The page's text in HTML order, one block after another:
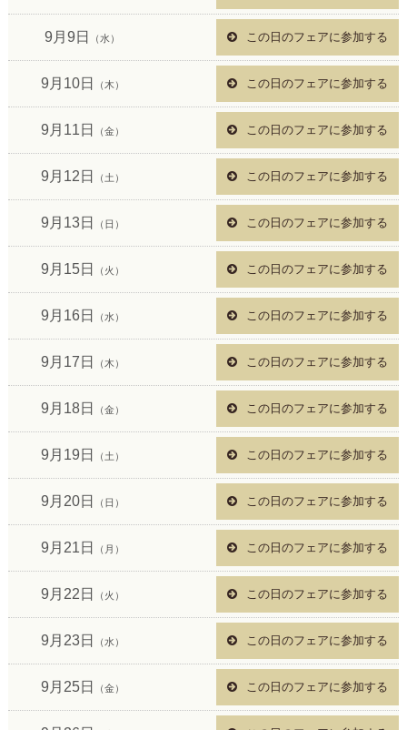
9月9日 （水） この日のフェアに参加する
9月10日 （木） この日のフェアに参加する
9月11日 （金） この日のフェアに参加する
9月12日 （土） この日のフェアに参加する
9月13日 （日） この日のフェアに参加する
9月15日 （火） この日のフェアに参加する
9月16日 （水） この日のフェアに参加する
9月17日 （木） この日のフェアに参加する
9月18日 （金） この日のフェアに参加する
9月19日 （土） この日のフェアに参加する
9月20日 （日） この日のフェアに参加する
9月21日 （月） この日のフェアに参加する
9月22日 （火） この日のフェアに参加する
9月23日 （水） この日のフェアに参加する
9月25日 （金） この日のフェアに参加する